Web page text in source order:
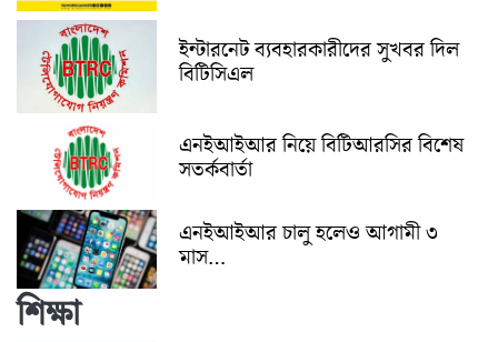
ইন্টারনেট ব্যবহারকারীদের সুখবর দিল
বিটিসিএল
এনইআইআর নিয়ে বিটিআরসির বিশেষ
সতর্কবার্তা
এনইআইআর চালু হলেও আগামী ৩
মাস…
শিক্ষা